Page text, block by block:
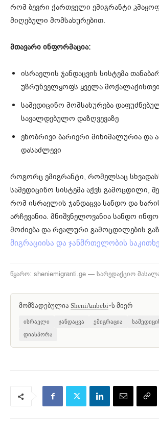
რომ ბევრი ქართველი ემიგრანტი
მიღებული მომსახურებით.
მთავარი ინფორმაცია:
ისრაელის ჯანდაცვის სისტემა
უზრუნველყოფს ყველა
სამედიცინო მომსახურება
სავალდებულო დაზღვევაზე
ენობრივი ბარიერი მინიმალურია და
დასაძლევი
როგორც ემიგრანტი, რომელსაც
სამედიცინო სისტემა აქვს გამოცდილი,
რომ ისრაელის ჯანდაცვა სანდო და
არჩევანია. მნიშვნელოვანია სანდო
მოძიება და რეალური გამოცდილების
მიგრაციისა და ჯანმრთელობის
წყარო: sheniemigranti.ge — სარედაქციო
მომზადებულია SheniAmbebi-ს მიერ
ისრაელი ჯანდაცვა ემიგრაცია
დიასპორა